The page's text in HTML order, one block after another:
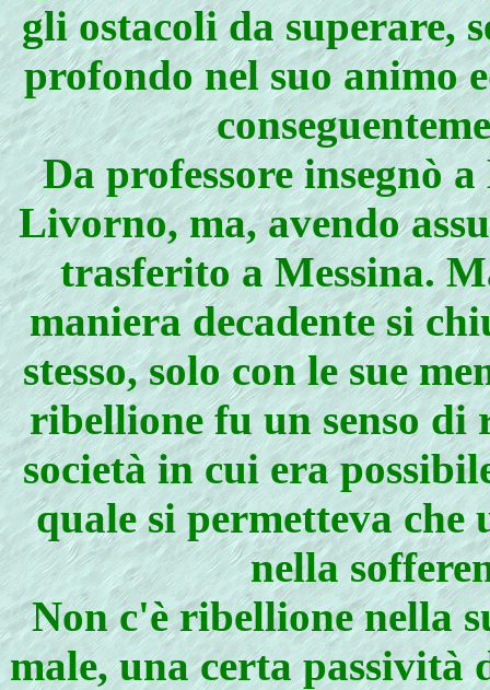
gli ostacoli da superare,
profondo nel suo animo
Da professore insegnò
Livorno, ma, avendo
trasferito a Messina.
maniera decadente si
stesso, solo con le sue
ribellione fu un senso di
società in cui era
quale si permetteva che
nella
Non c'è ribellione nella
male, una certa passività